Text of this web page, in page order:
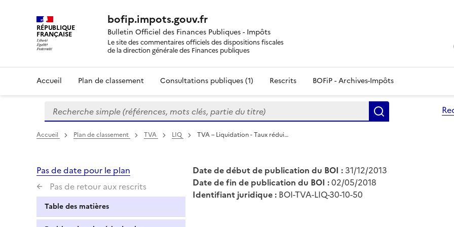
RÉPUBLIQUE
FRANÇAISE
bofip.impots.gouv.fr
Bulletin Officiel des Finances Publiques - Impôts
Le site des commentaires officiels des dispositions fiscales
de la direction générale des Finances publiques
Accueil Plan de classement Consultations publiques (1) Rescrits BOFiP - Archives-Impôts
Formulaire
de
recherche
Recherche simple (références, mots clés, partie du titre)
Accueil Plan de classement TVA LIQ TVA – Liquidation - Taux rédui…
Pas de date pour le plan
Pas de retour aux rescrits
Table des matières
Date de début de publication du BOI : 31/12/2013
Date de fin de publication du BOI :02/05/2018
Identifiant juridique : BOI-TVA-LIQ-30-10-50